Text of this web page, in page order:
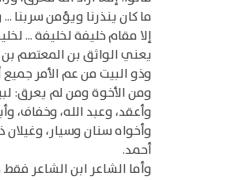
ما كان ينذرنا ويؤمن سربنا
إلا مقام خليفة لخليفة ...
يعني الواثق بن المعتصم
وذو البيت من عم الأمر
ومن الأخوة ومن لم يعرق:
وأعقد، وعبد الله، وخفاف،
وأخواه سنان وسيار،
أحمد.
وأما الشاعر ابن الشاعر